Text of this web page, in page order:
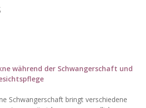
während der Schwangerschaft und
Schwangerschaft bringt verschiedene